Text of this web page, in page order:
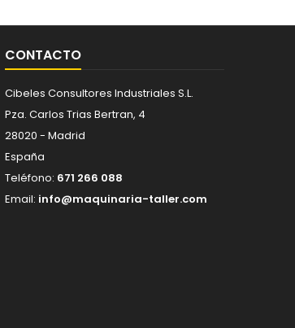
CONTACTO
Cibeles Consultores Industriales S.L.
Pza. Carlos Trias Bertran, 4
28020 - Madrid
España
Teléfono: 671 266 088
Email: info@maquinaria-taller.com